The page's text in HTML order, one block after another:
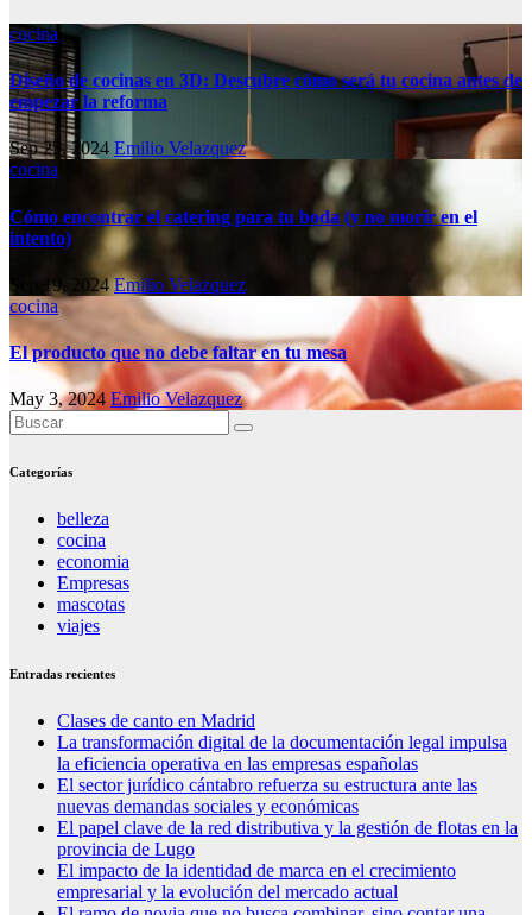
cocina
Diseño de cocinas en 3D: Descubre cómo será tu cocina antes de
empezar la reforma
Sep 25, 2024 Emilio Velazquez
cocina
Cómo encontrar el catering para tu boda (y no morir en el
intento)
Sep 19, 2024Emilio Velazquez
cocina
El producto que no debe faltar en tu mesa
May 3, 2024 Emilio Velazquez
Categorías
belleza
cocina
economia
Empresas
mascotas
viajes
Entradas recientes
Clases de canto en Madrid
La transformación digital de la documentación legal impulsa
la eficiencia operativa en las empresas españolas
El sector jurídico cántabro refuerza su estructura ante las
nuevas demandas sociales y económicas
El papel clave de la red distributiva y la gestión de flotas en la
provincia de Lugo
El impacto de la identidad de marca en el crecimiento
empresarial y la evolución del mercado actual